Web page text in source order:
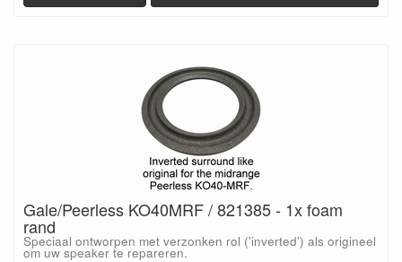
Gale/Peerless KO40MRF / 821385 - 1x foam
rand
Speciaal ontworpen met verzonken rol ('inverted') als origineel
om uw speaker te repareren.